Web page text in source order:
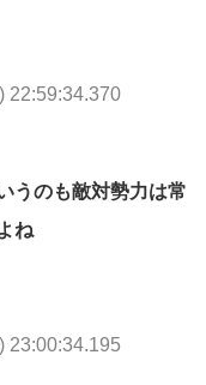
22:59:34.370
うのも敵対勢力は常
ね
23:00:34.195